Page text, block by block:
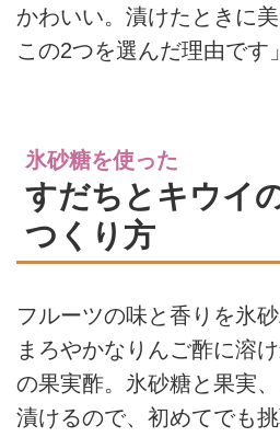
かわいい。漬けたときに
この2つを選んだ理由です」
氷砂糖を使った
すだちとキウイ
つくり方
フルーツの味と香りを氷
まろやかなりんご酢に溶
の果実酢。氷砂糖と果実
漬けるので、初めてでも